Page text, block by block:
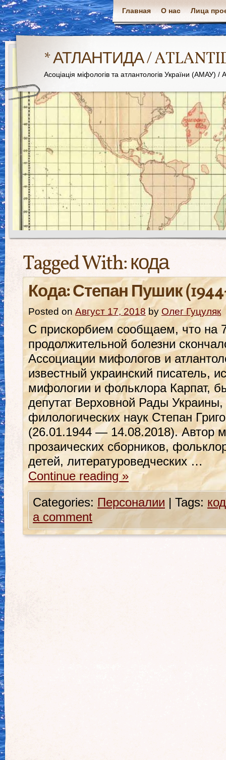
Главная О нас Лица
* АТЛАНТИДА /
Асоціація міфологів та атлантологів України
Tagged With:кода
Кода: Степан Пушик
Posted on Август 17, 2018 by Олег Гуцуляк
С прискорбием сообщаем, что на
продолжительной болезни
Ассоциации мифологов и
известный украинский писатель,
мифологии и фольклора Карпат,
депутат Верховной Рады
филологических наук Степан
(26.01.1944 — 14.08.2018). Автор
прозаических сборников,
детей, литературоведческих …
Continue reading»
Categories: Персоналии | Tags:
a comment